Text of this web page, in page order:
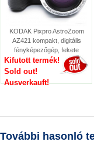
KODAK Pixpro AstroZoom
AZ421 kompakt, digitális
fényképezőgép, fekete
Kifutott termék!
Sold out!
Ausverkauft!
További hasonló